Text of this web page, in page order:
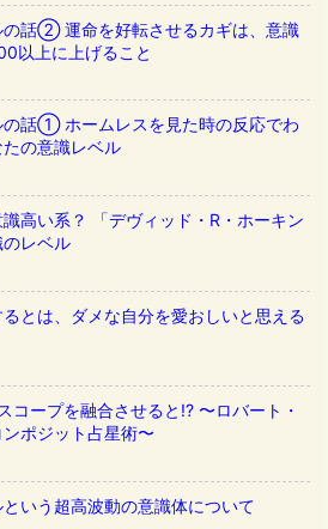
の話② 運命を好転させるカギは、意識
以上に上げること
の話① ホームレスを見た時の反応でわ
の意識レベル
高い系？ 「デヴィッド・R・ホーキン
のレベル
るとは、ダメな自分を愛おしいと思える
コープを融合させると!? 〜ロバート・
ポジット占星術〜
いう超高波動の意識体について